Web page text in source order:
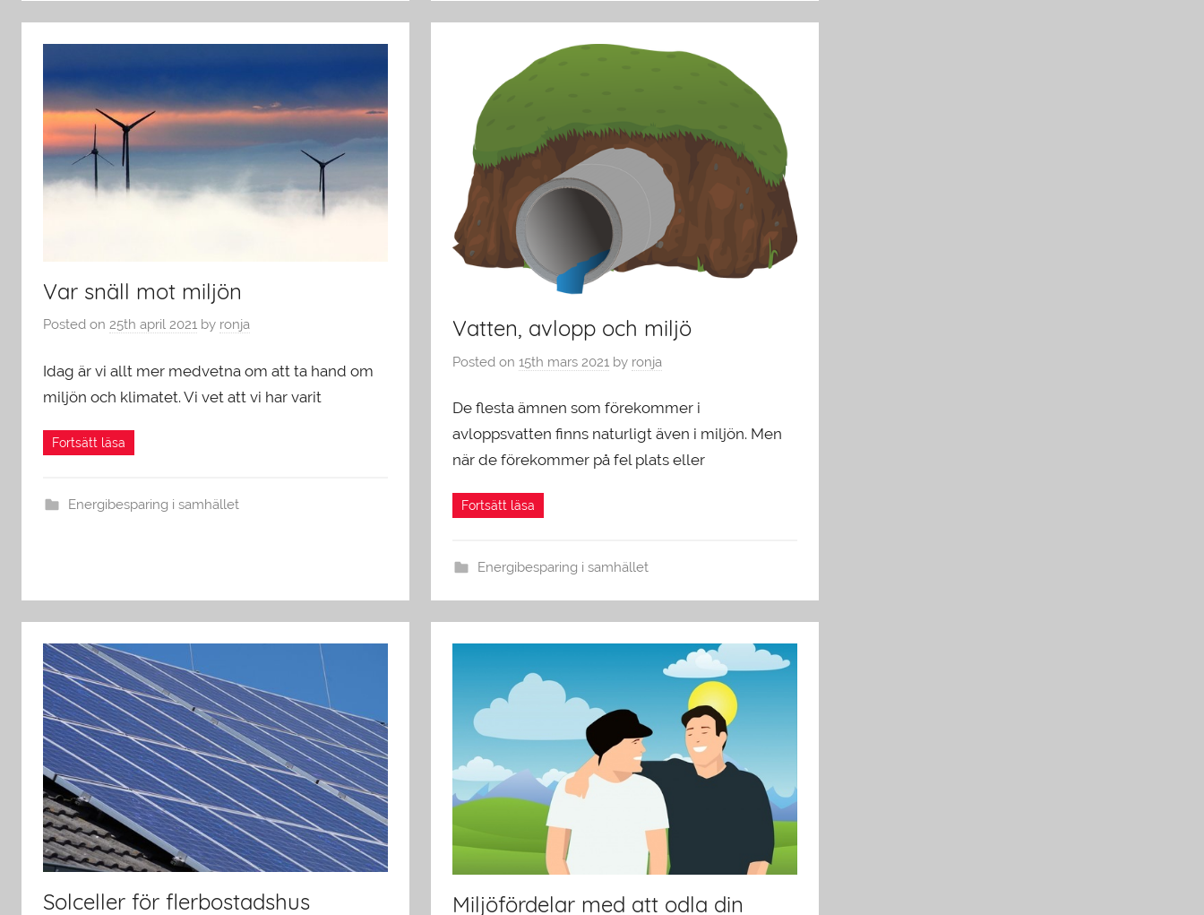
Var snäll mot miljön
Posted on 25th april 2021 by ronja
Idag är vi allt mer medvetna om att ta hand om
miljön och klimatet. Vi vet att vi har varit
Energibesparing i samhället
Vatten, avlopp och miljö
Posted on15th mars 2021 by ronja
De flesta ämnen som förekommer i
avloppsvatten finns naturligt även i miljön. Men
när de förekommer på fel plats eller
Energibesparing i samhället
Solceller för flerbostadshus Miljöfördelar med att odla din